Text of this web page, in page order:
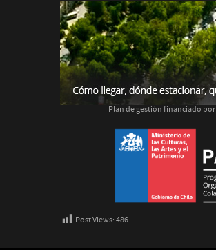
Plan de gestión financiado por
Post Views:486